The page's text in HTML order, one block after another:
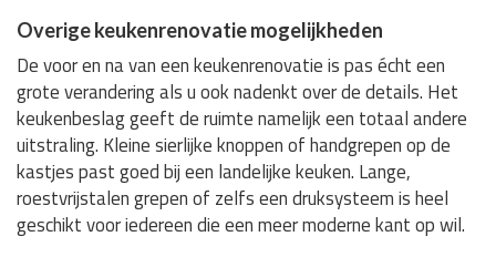
Overige keukenrenovatie mogelijkheden
De voor en na van een keukenrenovatie is pas écht een
grote verandering als u ook nadenkt over de details. Het
keukenbeslag geeft de ruimte namelijk een totaal andere
uitstraling. Kleine sierlijke knoppen of handgrepen op de
kastjes past goed bij een landelijke keuken. Lange,
roestvrijstalen grepen of zelfs een druksysteem is heel
geschikt voor iedereen die een meer moderne kant op wil.